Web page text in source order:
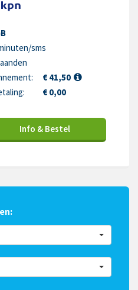
sms
€ 41,50
€ 0,00
Info & Bestel